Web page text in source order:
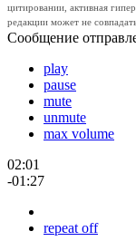
цитировании, активная
редакции может не
Сообщение
play
pause
mute
unmute
max volume
02:01
-01:27
repeat off